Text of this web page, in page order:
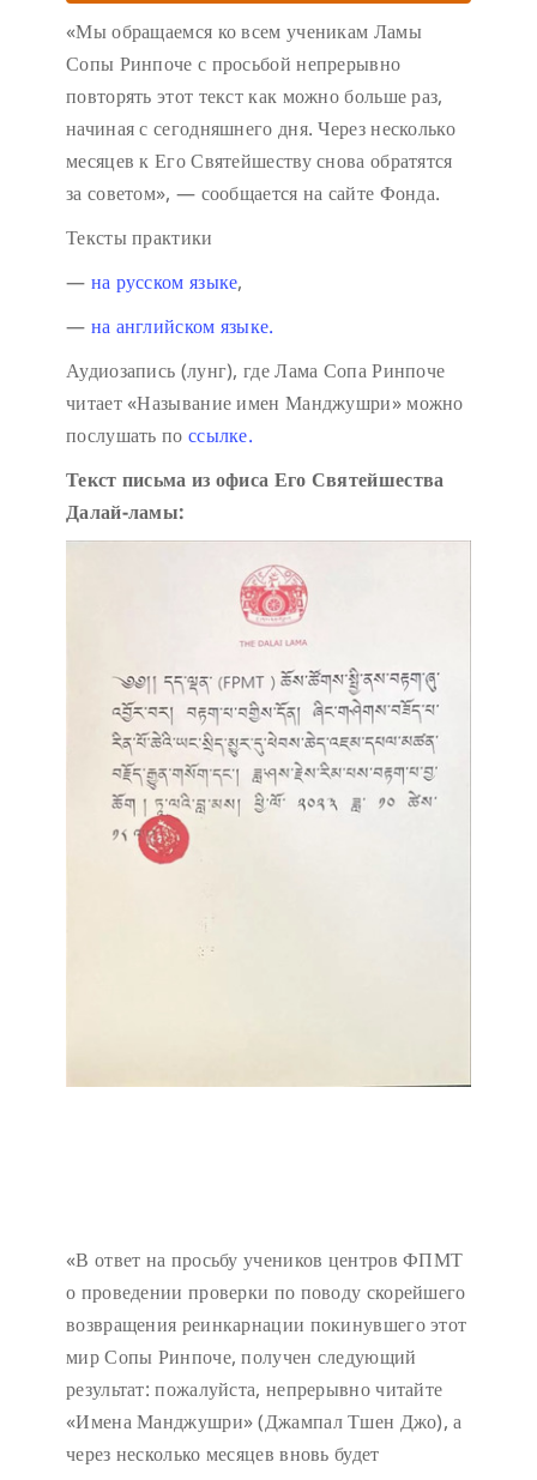
«Мы обращаемся ко всем ученикам Ламы
Сопы Ринпоче с просьбой непрерывно
повторять этот текст как можно больше раз,
начиная с сегодняшнего дня. Через несколько
месяцев к Его Святейшеству снова обратятся
за советом», — сообщается на сайте Фонда.
Тексты практики
— на русском языке,
— на английском языке.
Аудиозапись (лунг), где Лама Сопа Ринпоче
читает «Называние имен Манджушри» можно
послушать по ссылке.
Текст письма из офиса Его Святейшества
Далай-ламы:
«В ответ на просьбу учеников центров ФПМТ
о проведении проверки по поводу скорейшего
возвращения реинкарнации покинувшего этот
мир Сопы Ринпоче, получен следующий
результат: пожалуйста, непрерывно читайте
«Имена Манджушри» (Джампал Тшен Джо), а
через несколько месяцев вновь будет